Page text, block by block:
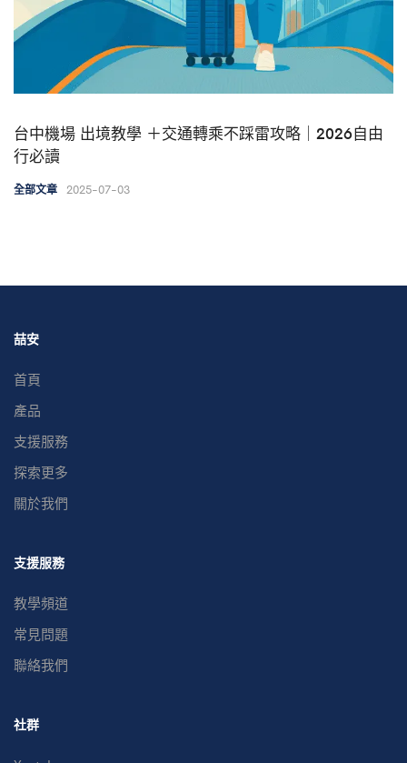
台中機場 出境教學 ＋交通轉乘不踩雷攻略｜2026自由
行必讀
全部文章 2025-07-03
喆安
首頁
產品
支援服務
探索更多
關於我們
支援服務
教學頻道
常見問題
聯絡我們
社群